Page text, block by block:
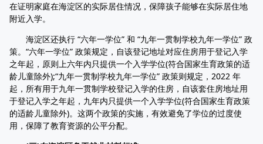
在证明家庭在海淀区的实际居住情况，保障孩子能够在实际居住地
附近入学。
海淀区还执行 “六年一学位” 和 “九年一贯制学校九年一学位” 政
策。“六年一学位” 政策规定，自该登记地址对应住房用于登记入学
之年起，原则上六年内只提供一个入学学位(符合国家生育政策的适
龄儿童除外);“九年一贯制学校九年一学位” 政策则规定，2022 年
起，所有用于九年一贯制学校登记入学的住房，自该套住房地址用
于登记入学之年起，九年内只提供一个入学学位(符合国家生育政策
的适龄儿童除外)。这两个政策的实施，有效避免了学位的过度使
用，保障了教育资源的公平分配。